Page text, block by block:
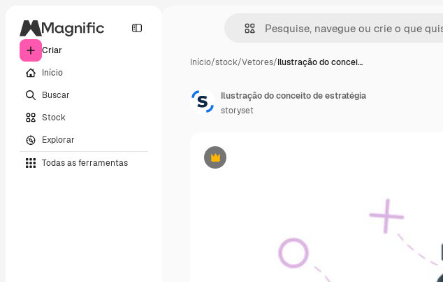
Criar
Início
Buscar
Stock
Explorar
Todas as ferramentas
Início/stock/Vetores/Ilustração do concei…
Premium
Ilustração do conceito de estratégia
storyset